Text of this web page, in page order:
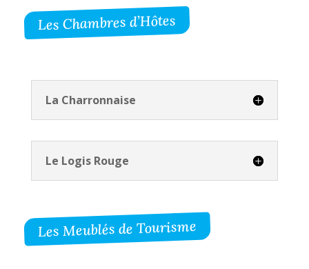
Les Chambres d’Hôtes
La Charronnaise
Le Logis Rouge
Les Meublés de Tourisme